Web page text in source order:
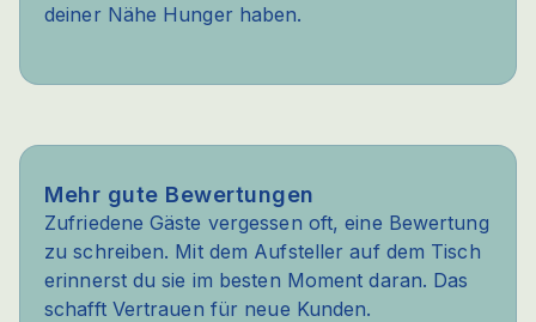
deiner Nähe Hunger haben.
Mehr gute Bewertungen
Zufriedene Gäste vergessen oft, eine Bewertung
zu schreiben. Mit dem Aufsteller auf dem Tisch
erinnerst du sie im besten Moment daran. Das
schafft Vertrauen für neue Kunden.